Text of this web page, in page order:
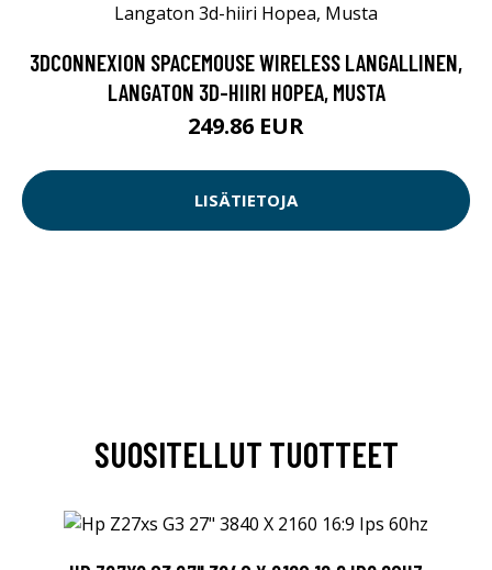
3DCONNEXION SPACEMOUSE WIRELESS LANGALLINEN,
LANGATON 3D-HIIRI HOPEA, MUSTA
249.86 EUR
LISÄTIETOJA
SUOSITELLUT TUOTTEET